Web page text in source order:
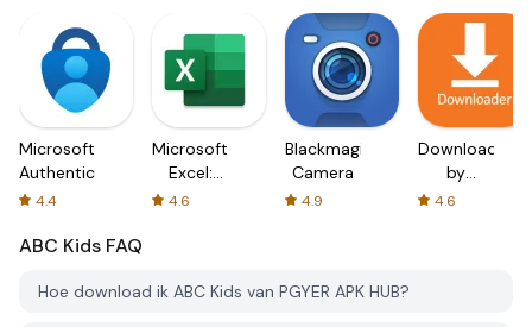
Microsoft
Authenticator
4.4
Microsoft
Excel:
Spreadsheets
4.6
Blackmagic
Camera
4.9
Downloader
by
AFTVnews
4.6
ABC Kids FAQ
Hoe download ik ABC Kids van PGYER APK HUB?